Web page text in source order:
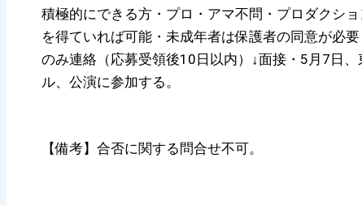
積極的にできる方・プロ・アマ不問・プロダクシ
を得ていれば可能・未成年者は保護者の同意が必
のみ連絡（応募受領後10日以内）↓面接・5月7日
ル、公演に参加する。
【備考】合否に関する問合せ不可。